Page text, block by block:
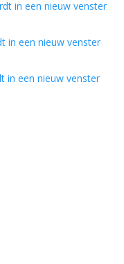
in een nieuw venster
in een nieuw venster
in een nieuw venster